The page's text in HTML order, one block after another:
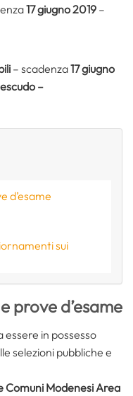
17 giugno 2019–
– scadenza17 giugno
–
d’esame
sui
prove d’esame
in possesso
selezioni pubbliche e
Comuni Modenesi Area